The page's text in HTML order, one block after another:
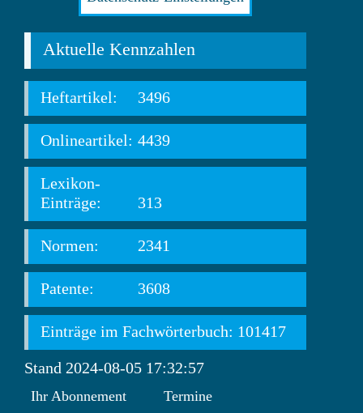
Aktuelle Kennzahlen
Heftartikel: 3496
Onlineartikel: 4439
Lexikon-
Einträge:
313
Normen: 2341
Patente: 3608
Einträge im Fachwörterbuch: 101417
Stand 2024-08-05 17:32:57
Ihr Abonnement Termine